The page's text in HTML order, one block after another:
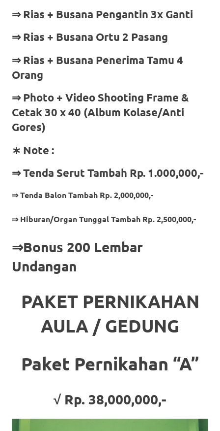
⇒ Rias + Busana Pengantin 3x Ganti
⇒ Rias + Busana Ortu 2 Pasang
⇒ Rias + Busana Penerima Tamu 4
Orang
⇒Photo + Video Shooting Frame &
Cetak 30 x 40 (Album Kolase/Anti
Gores)
∗ Note :
⇒ Tenda Serut Tambah Rp. 1.000,000,-
⇒ Tenda Balon Tambah Rp. 2,000,000,-
⇒ Hiburan/Organ Tunggal Tambah Rp. 2,500,000,-
⇒Bonus 200 Lembar
Undangan
PAKET PERNIKAHAN
AULA / GEDUNG
Paket Pernikahan “A”
√ Rp. 38,000,000,-